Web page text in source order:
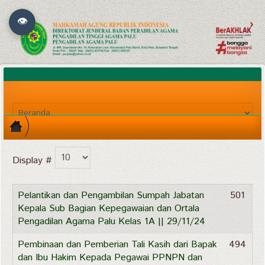
Display #
Pelantikan dan Pengambilan Sumpah Jabatan
Kepala Sub Bagian Kepegawaian dan Ortala
Pengadilan Agama Palu Kelas 1A || 29/11/24
501
Pembinaan dan Pemberian Tali Kasih dari Bapak
dan Ibu Hakim Kepada Pegawai PPNPN dan
494
👁